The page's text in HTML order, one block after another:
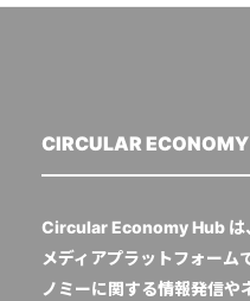
CIRCULAR ECONOMY
Circular Economy Hub は
メディアプラットフォーム
ノミーに関する情報発信や